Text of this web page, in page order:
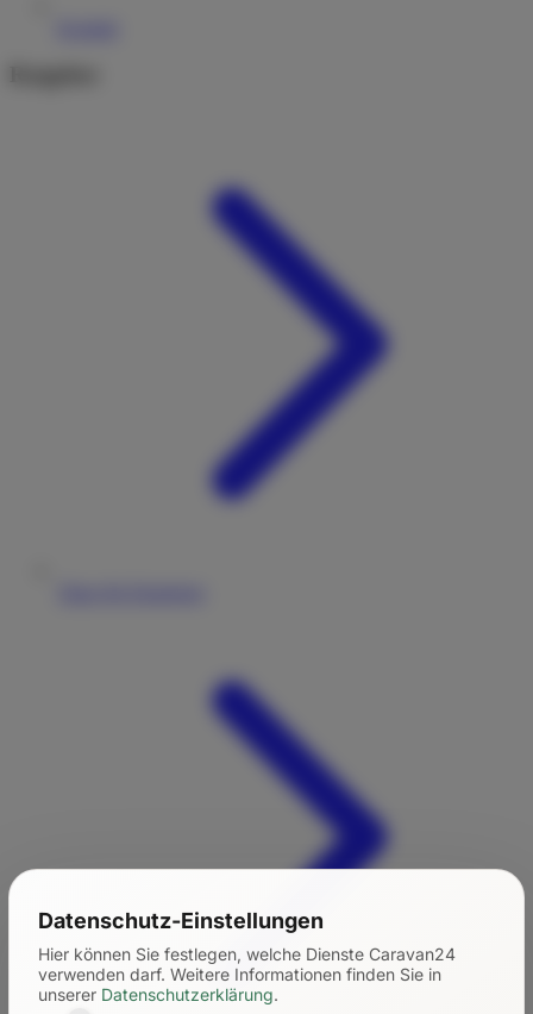
Datenschutz-Einstellungen
Hier können Sie festlegen, welche Dienste Caravan24
verwenden darf. Weitere Informationen finden Sie in
unserer Datenschutzerklärung.